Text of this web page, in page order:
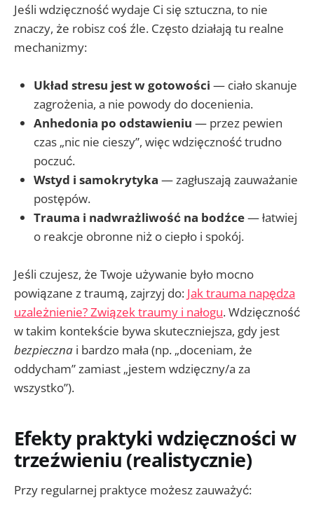
Jeśli wdzięczność wydaje Ci się sztuczna, to nie
znaczy, że robisz coś źle. Często działają tu realne
mechanizmy:
Układ stresu jest w gotowości — ciało skanuje
zagrożenia, a nie powody do docenienia.
Anhedonia po odstawieniu — przez pewien
czas „nic nie cieszy”, więc wdzięczność trudno
poczuć.
Wstyd i samokrytyka — zagłuszają zauważanie
postępów.
Trauma i nadwrażliwość na bodźce— łatwiej
o reakcje obronne niż o ciepło i spokój.
Jeśli czujesz, że Twoje używanie było mocno
powiązane z traumą, zajrzyj do: Jak trauma napędza
uzależnienie? Związek traumy i nałogu. Wdzięczność
w takim kontekście bywa skuteczniejsza, gdy jest
bezpieczna i bardzo mała (np. „doceniam, że
oddycham” zamiast „jestem wdzięczny/a za
wszystko”).
Efekty praktyki wdzięczności w
trzeźwieniu (realistycznie)
Przy regularnej praktyce możesz zauważyć: